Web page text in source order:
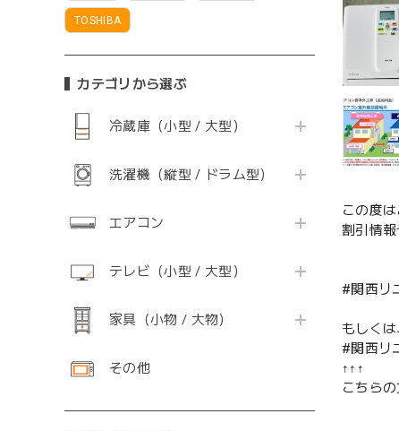
TOSHIBA
カテゴリから選ぶ
冷蔵庫（小型 / 大型）
洗濯機（縦型 / ドラム型）
エアコン
テレビ（小型 / 大型）
家具（小物 / 大物）
その他
この度
割引情
#関西リ
もしくは
#関西リ
↑↑↑
こちら